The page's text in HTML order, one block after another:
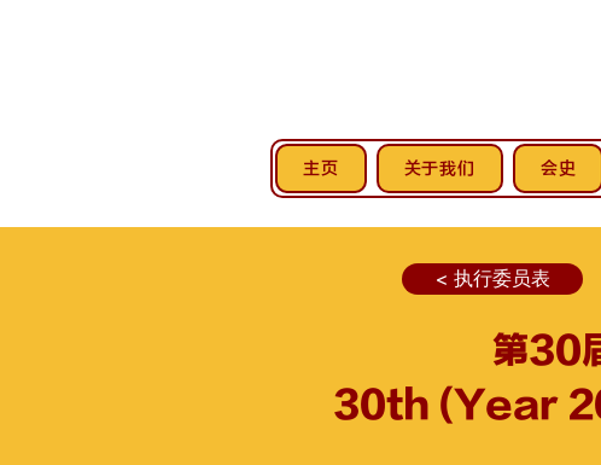
主页 关于我们 会史
< 执行委员表
第30
30th (Year